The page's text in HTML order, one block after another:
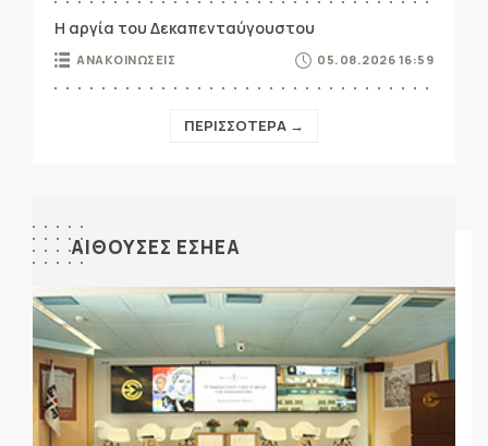
Η αργία του Δεκαπενταύγουστου
ΑΝΑΚΟΙΝΩΣΕΙΣ 05.08.2026 16:59
ΠΕΡΙΣΣΟΤΕΡΑ →
ΑΙΘΟΥΣΕΣ ΕΣΗΕΑ